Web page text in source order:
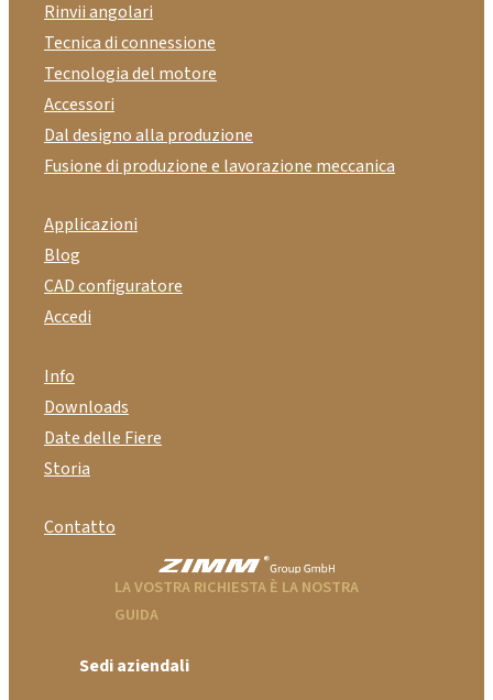
Rinvii angolari
Tecnica di connessione
Tecnologia del motore
Accessori
Dal designo alla produzione
Fusione di produzione e lavorazione meccanica
Applicazioni
Blog
CAD configuratore
Accedi
Info
Downloads
Date delle Fiere
Storia
Contatto
LA VOSTRA RICHIESTA È LA NOSTRA
GUIDA
Sedi aziendali